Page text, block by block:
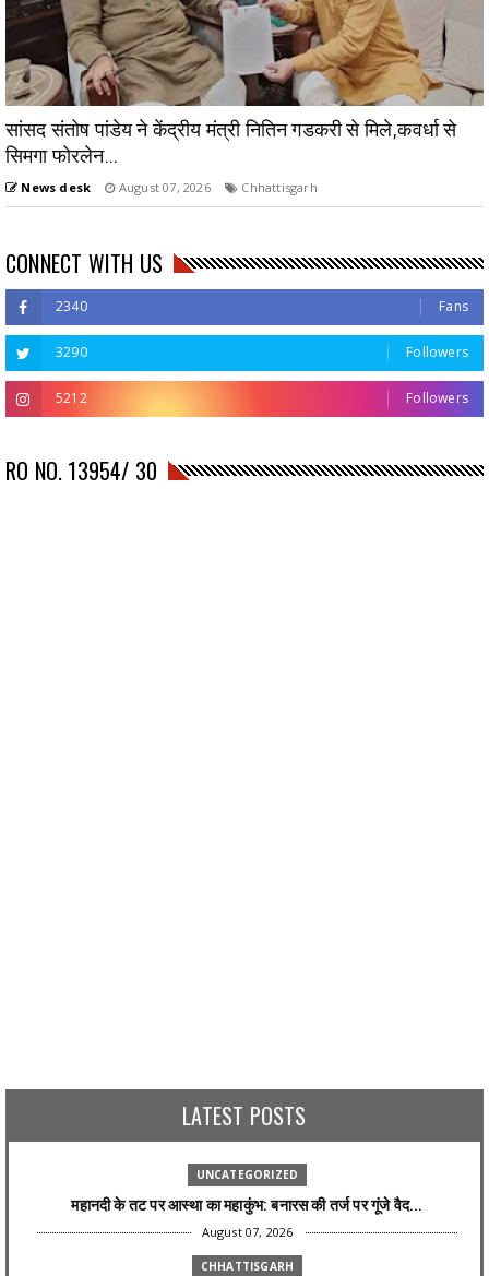
सांसद संतोष पांडेय ने केंद्रीय मंत्री नितिन गडकरी से मिले,कवर्धा से
सिमगा फोरलेन...
News desk August 07, 2026 Chhattisgarh
CONNECT WITH US
2340 Fans
3290 Followers
5212 Followers
RO NO. 13954/ 30
LATEST POSTS
UNCATEGORIZED
महानदी के तट पर आस्था का महाकुंभ: बनारस की तर्ज पर गूंजे वैद...
August 07, 2026
CHHATTISGARH